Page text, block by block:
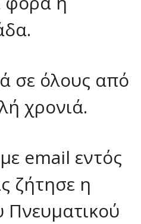
.
σε όλους από
χρονιά.
email εντός
ζήτησε η
Πνευματικού